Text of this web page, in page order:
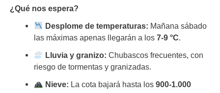
¿Qué nos espera?
Desplome de temperaturas: Mañana sábado
las máximas apenas llegarán a los7-9 °C.
Lluvia y granizo: Chubascos frecuentes, con
riesgo de tormentas y granizadas.
Nieve: La cota bajará hasta los 900-1.000